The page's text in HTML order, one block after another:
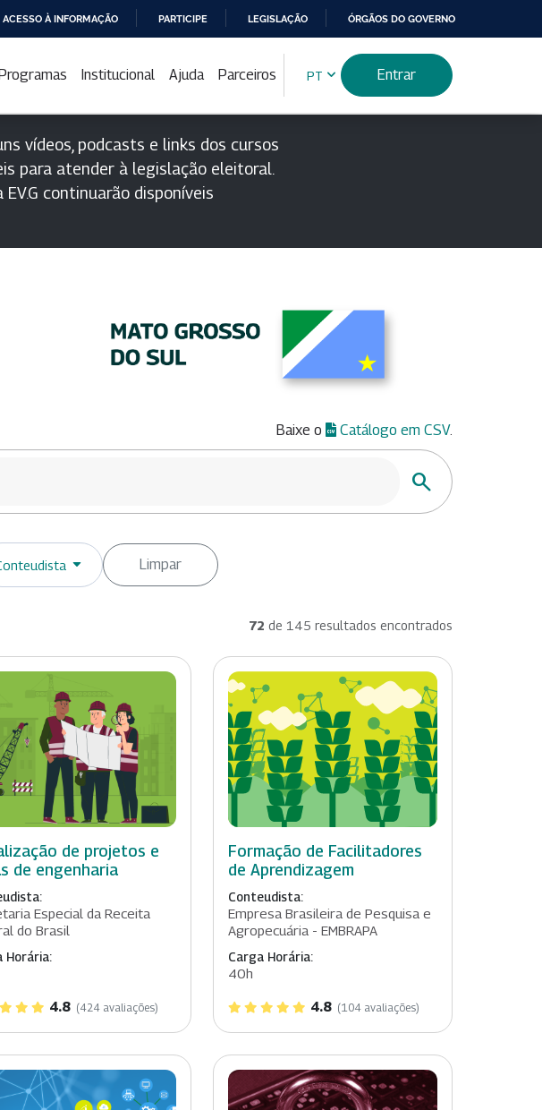
ACESSO À INFORMAÇÃO PARTICIPE LEGISLAÇÃO ÓRGÃOS DO GOVERNO
Institucional Ajuda Parceiros PT Entrar
vídeos, podcasts e links dos cursos
para atender à legislação eleitoral.
continuarão disponíveis
Baixe o Catálogo em CSV.
Buscar
Limpar
72 de 145 resultados encontrados
de projetos e
de engenharia
Especial da Receita
do Brasil
Horária:
4.8 (424 avaliações)
Formação de Facilitadores
de Aprendizagem
Conteudista:
Empresa Brasileira de Pesquisa e
Agropecuária - EMBRAPA
Carga Horária:
40h
4.8 (104 avaliações)